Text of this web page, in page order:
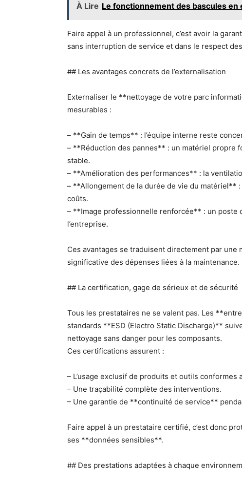
À Lire Le fonctionnement des bascules
Faire appel à un professionnel, c’est avoir la
sans interruption de service et dans le respect
## Les avantages concrets de l’externalisation
Externaliser le **nettoyage de votre parc
mesurables :
– **Gain de temps** : l’équipe interne reste
– **Réduction des pannes** : un matériel propre
stable.
– **Amélioration des performances** : la
– **Allongement de la durée de vie du matériel**
coûts.
– **Image professionnelle renforcée** : un poste
l’entreprise.
Ces avantages se traduisent directement par
significative des dépenses liées à la maintenance.
## La certification, gage de sérieux et de sécurité
Tous les prestataires ne se valent pas. Les
standards **ESD (Electro Static Discharge)**
nettoyage sans danger pour les composants.
Ces certifications assurent :
– L’usage exclusif de produits et outils conformes
– Une traçabilité complète des interventions.
– Une garantie de **continuité de service**
Faire appel à un prestataire certifié, c’est donc
ses **données sensibles**.
## Des prestations adaptées à chaque